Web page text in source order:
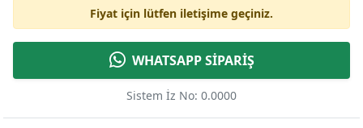
Fiyat için lütfen iletişime geçiniz.
WHATSAPP SİPARİŞ
Sistem İz No: 0.0000